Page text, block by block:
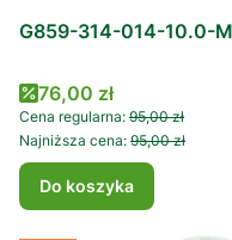
G859-314-014-10.0-
Cena promocyjna
76,00 zł
Cena regularna: 95,00 zł
Najniższa cena: 95,00 zł
Do koszyka